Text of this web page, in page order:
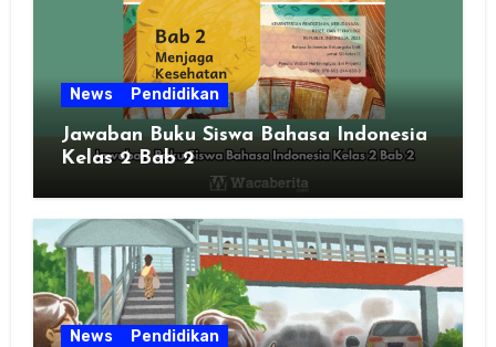
News Pendidikan
Jawaban Buku Siswa Bahasa Indonesia
Kelas 2 Bab 2
News Pendidikan